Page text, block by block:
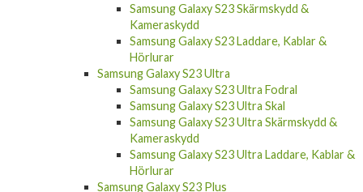
Samsung Galaxy S23 Skärmskydd &
Kameraskydd
Samsung Galaxy S23 Laddare, Kablar &
Hörlurar
Samsung Galaxy S23 Ultra
Samsung Galaxy S23 Ultra Fodral
Samsung Galaxy S23 Ultra Skal
Samsung Galaxy S23 Ultra Skärmskydd &
Kameraskydd
Samsung Galaxy S23 Ultra Laddare, Kablar &
Hörlurar
Samsung Galaxy S23 Plus